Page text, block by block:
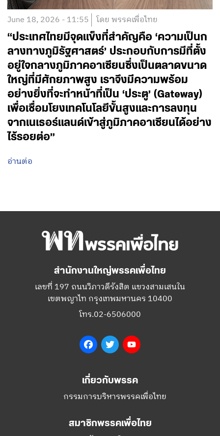
June 18, 2026 - 11:55 โดย พรรคเพื่อไทย
“ประเทศไทยมีจุดแข็งที่สำคัญคือ ‘ความเป็นก
ลางทางภูมิรัฐศาสตร์’ ประกอบกับการมีที่ตั้ง
อยู่ใจกลางภูมิภาคอาเซียนซึ่งเป็นตลาดขนาด
ใหญ่ที่มีศักยภาพสูง เราจึงมีความพร้อม
อย่างยิ่งที่จะทำหน้าที่เป็น ‘ประตู’ (Gateway)
เพื่อเชื่อมโยงเทคโนโลยีขั้นสูงและการลงทุน
จากเนเธอร์แลนด์เข้าสู่ภูมิภาคอาเซียนได้อย่าง
ไร้รอยต่อ”
อ่านต่อ
สำนักงานใหญ่พรรคเพื่อไทย
เลขที่ 197 ถนนวิภาวดีรังสิต แขวงสามเสนใน
เขตพญาไท กรุงเทพมหานคร 10400
โทร.02-6506000
FacebookTwitter
เกี่ยวกับพรรค
กรรมการบริหารพรรคเพื่อไทย
สมาชิกพรรคเพื่อไทย